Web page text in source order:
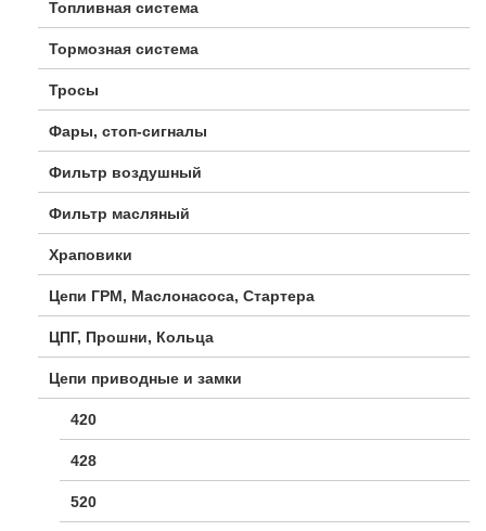
Топливная система
Тормозная система
Тросы
Фары, стоп-сигналы
Фильтр воздушный
Фильтр масляный
Храповики
Цепи ГРМ, Маслонасоса, Стартера
ЦПГ, Прошни, Кольца
Цепи приводные и замки
420
428
520